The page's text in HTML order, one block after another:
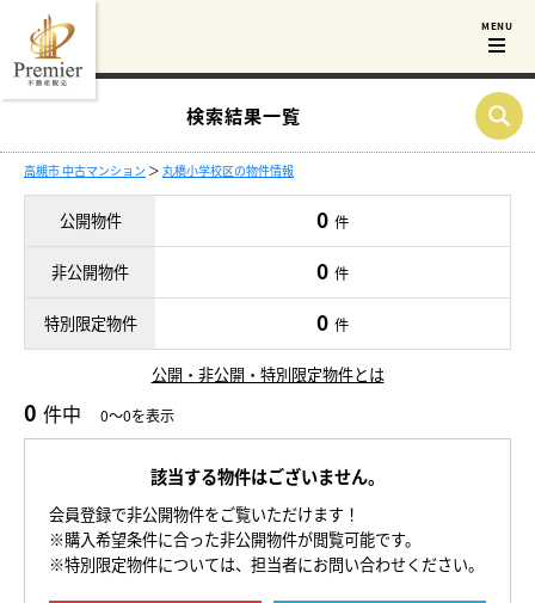
検索結果一覧
高槻市 中古マンション ＞ 丸橋小学校区の物件情報
公開物件 0 件
非公開物件 0 件
特別限定物件 0 件
公開・非公開・特別限定物件とは
0 件中 0～0を表示
該当する物件はございません。
会員登録で非公開物件をご覧いただけます！
※購入希望条件に合った非公開物件が閲覧可能です。
※特別限定物件については、担当者にお問い合わせください。